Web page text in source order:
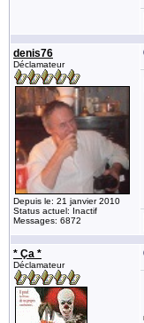
denis76
Déclamateur
Depuis le: 21 janvier 2010
Status actuel: Inactif
Messages: 6872
* Ça *
Déclamateur